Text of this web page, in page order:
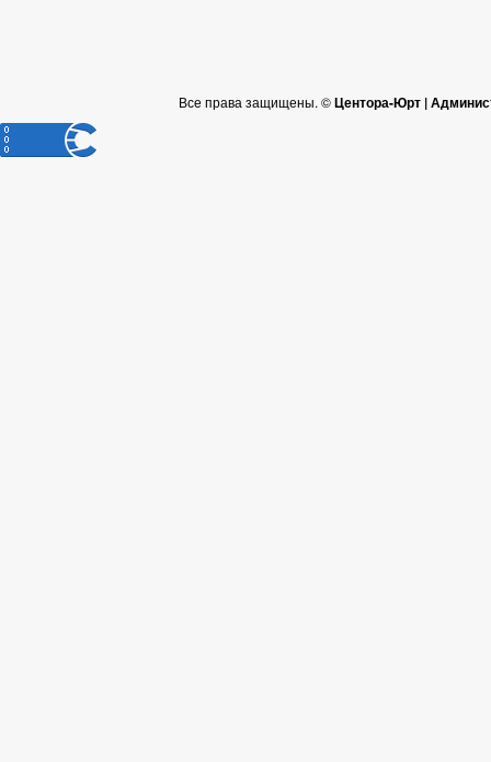
Все права защищены. ©Центора-Юрт |